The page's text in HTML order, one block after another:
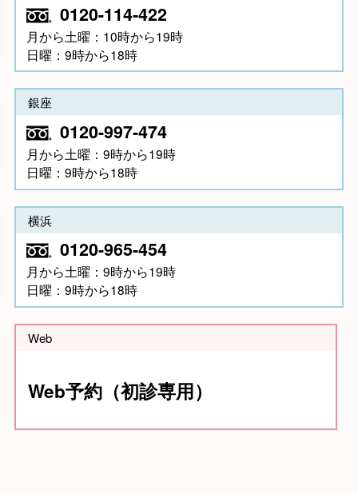
0120-114-422
月から土曜：10時から19時
日曜：9時から18時
銀座
0120-997-474
月から土曜：9時から19時
日曜：9時から18時
横浜
0120-965-454
月から土曜：9時から19時
日曜：9時から18時
Web
Web予約（初診専用）